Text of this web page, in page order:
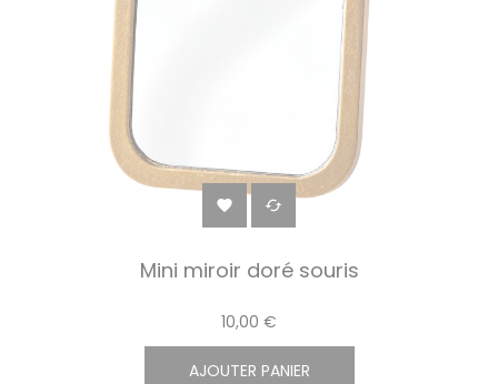
 
Mini miroir doré souris
10,00 €
AJOUTER PANIER